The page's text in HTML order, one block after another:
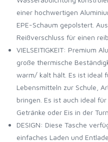
einer hochwertigen
EPE-Schaum gepolstert.
Reißverschluss für einen
VIELSEITIGKEIT: Premium
große thermische
warm/ kalt hält. Es ist ideal
Lebensmitteln zur Schule,
bringen. Es ist auch ideal
Getränke oder Eis in der
DESIGN: Diese Tasche
einfaches Laden und